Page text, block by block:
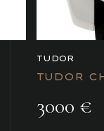
TUDOR
TUDOR
3000 €